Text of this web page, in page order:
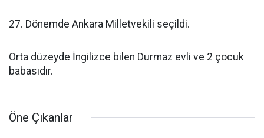
27. Dönemde Ankara Milletvekili seçildi.
Orta düzeyde İngilizce bilen Durmaz evli ve 2 çocuk
babasıdır.
Öne Çıkanlar